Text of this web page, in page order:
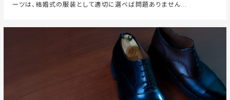
ーツは、結婚式の服装として適切に選べば問題ありません...